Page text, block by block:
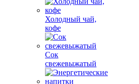
Холодный чай,
кофе
Сок
свежевыжатый